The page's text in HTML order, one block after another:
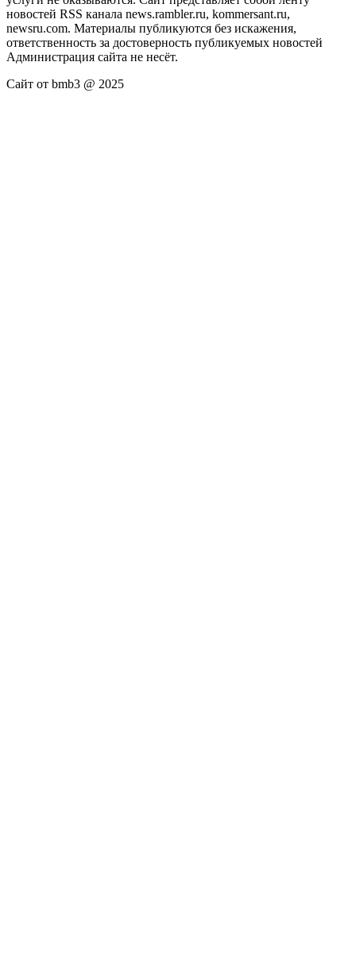
новостей RSS канала news.rambler.ru, kommersant.ru,
newsru.com. Материалы публикуются без искажения,
ответственность за достоверность публикуемых новостей
Администрация сайта не несёт.
Сайт от bmb3 @ 2025